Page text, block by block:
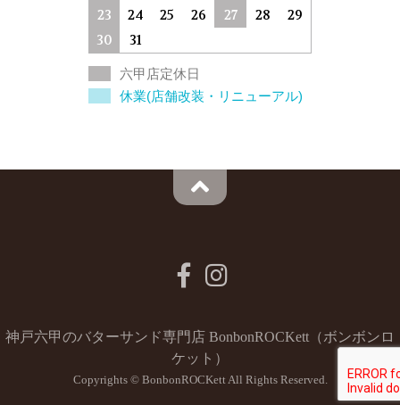
23
24 25 26 27 28
29
30
31
六甲店定休日
休業(店舗改装・リニューアル)
神戸六甲のバターサンド専門店 BonbonROCKett（ボンボンロ
ケット）
Copyrights © BonbonROCKett All Rights Reserved.